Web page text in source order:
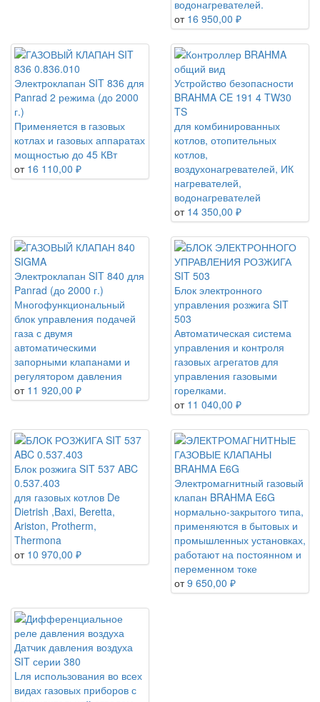
водонагревателей.
от 16 950,00 ₽
Электроклапан SIT 836 для
Panrad 2 режима (до 2000
г.)
Применяется в газовых
котлах и газовых аппаратах
мощностью до 45 КВт
от 16 110,00 ₽
Устройство безопасности
BRAHMA CE 191 4 TW30
TS
для комбинированных
котлов, отопительных
котлов,
воздухонагревателей, ИК
нагревателей,
водонагревателей
от 14 350,00 ₽
Электроклапан SIT 840 для
Panrad (до 2000 г.)
Многофункциональный
блок управления подачей
газа с двумя
автоматическими
запорными клапанами и
регулятором давления
от 11 920,00 ₽
Блок электронного
управления розжига SIT
503
Автоматическая система
управления и контроля
газовых агрегатов для
управления газовыми
горелками.
от 11 040,00 ₽
Блок розжига SIT 537 ABC
0.537.403
для газовых котлов De
Dietrish ,Baxi, Beretta,
Ariston, Protherm,
Thermona
от 10 970,00 ₽
Электромагнитный газовый
клапан BRAHMA E6G
нормально-закрытого типа,
применяются в бытовых и
промышленных установках,
работают на постоянном и
переменном токе
от 9 650,00 ₽
Датчик давления воздуха
SIT серии 380
Lля использования во всех
видах газовых приборов с